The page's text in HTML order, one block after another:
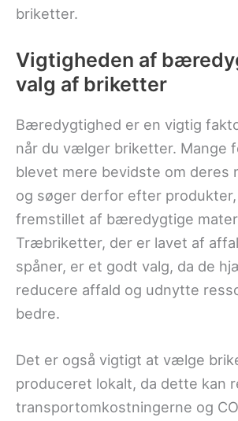
briketter.
Vigtigheden af
valg af briketter
Bæredygtighed er en vigtig
når du vælger briketter. Mange
blevet mere bevidste om deres
og søger derfor efter
fremstillet af bæredygtige
Træbriketter, der er lavet af
spåner, er et godt valg, da de
reducere affald og udnytte
bedre.
Det er også vigtigt at vælge
produceret lokalt, da dette kan
transportomkostningerne og